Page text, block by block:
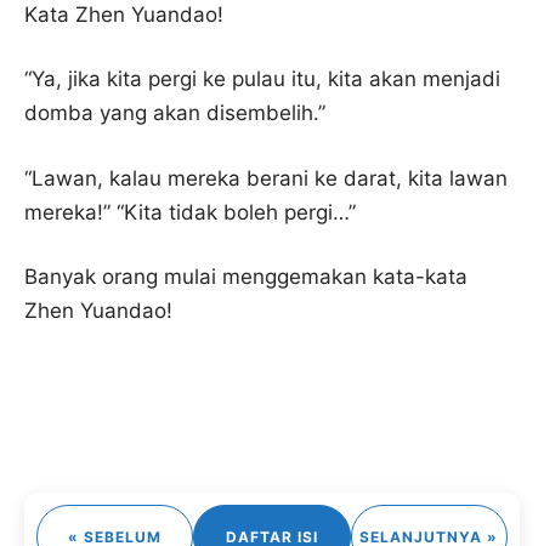
Kata Zhen Yuandao!
“Ya, jika kita pergi ke pulau itu, kita akan menjadi
domba yang akan disembelih.”
“Lawan, kalau mereka berani ke darat, kita lawan
mereka!” “Kita tidak boleh pergi…”
Banyak orang mulai menggemakan kata-kata
Zhen Yuandao!
« SEBELUM DAFTAR ISI SELANJUTNYA »